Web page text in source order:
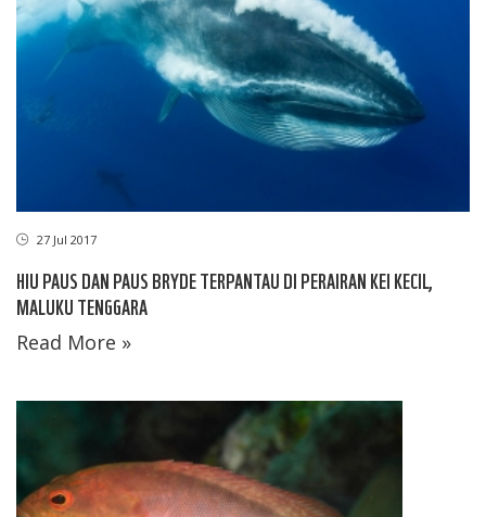
27 Jul 2017
HIU PAUS DAN PAUS BRYDE TERPANTAU DI PERAIRAN KEI KECIL,
MALUKU TENGGARA
Read More »